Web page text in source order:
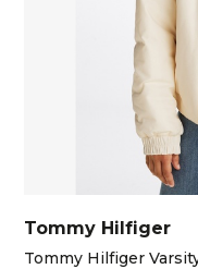
Tommy Hilfiger
Tommy Hilfiger